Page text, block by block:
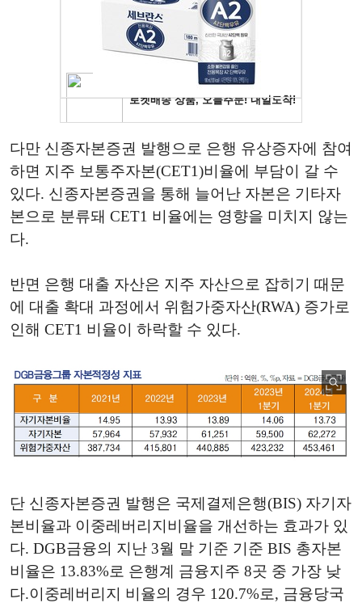
다만 신종자본증권 발행으로 은행 유상증자에 참여
하면 지주 보통주자본(CET1)비율에 부담이 갈 수
있다. 신종자본증권을 통해 늘어난 자본은 기타자
본으로 분류돼 CET1 비율에는 영향을 미치지 않는
다.
반면 은행 대출 자산은 지주 자산으로 잡히기 때문
에 대출 확대 과정에서 위험가중자산(RWA) 증가로
인해 CET1 비율이 하락할 수 있다.
단 신종자본증권 발행은 국제결제은행(BIS) 자기자
본비율과 이중레버리지비율을 개선하는 효과가 있
다. DGB금융의 지난 3월 말 기준 기준 BIS 총자본
비율은 13.83%로 은행계 금융지주 8곳 중 가장 낮
다.이중레버리지 비율의 경우 120.7%로, 금융당국